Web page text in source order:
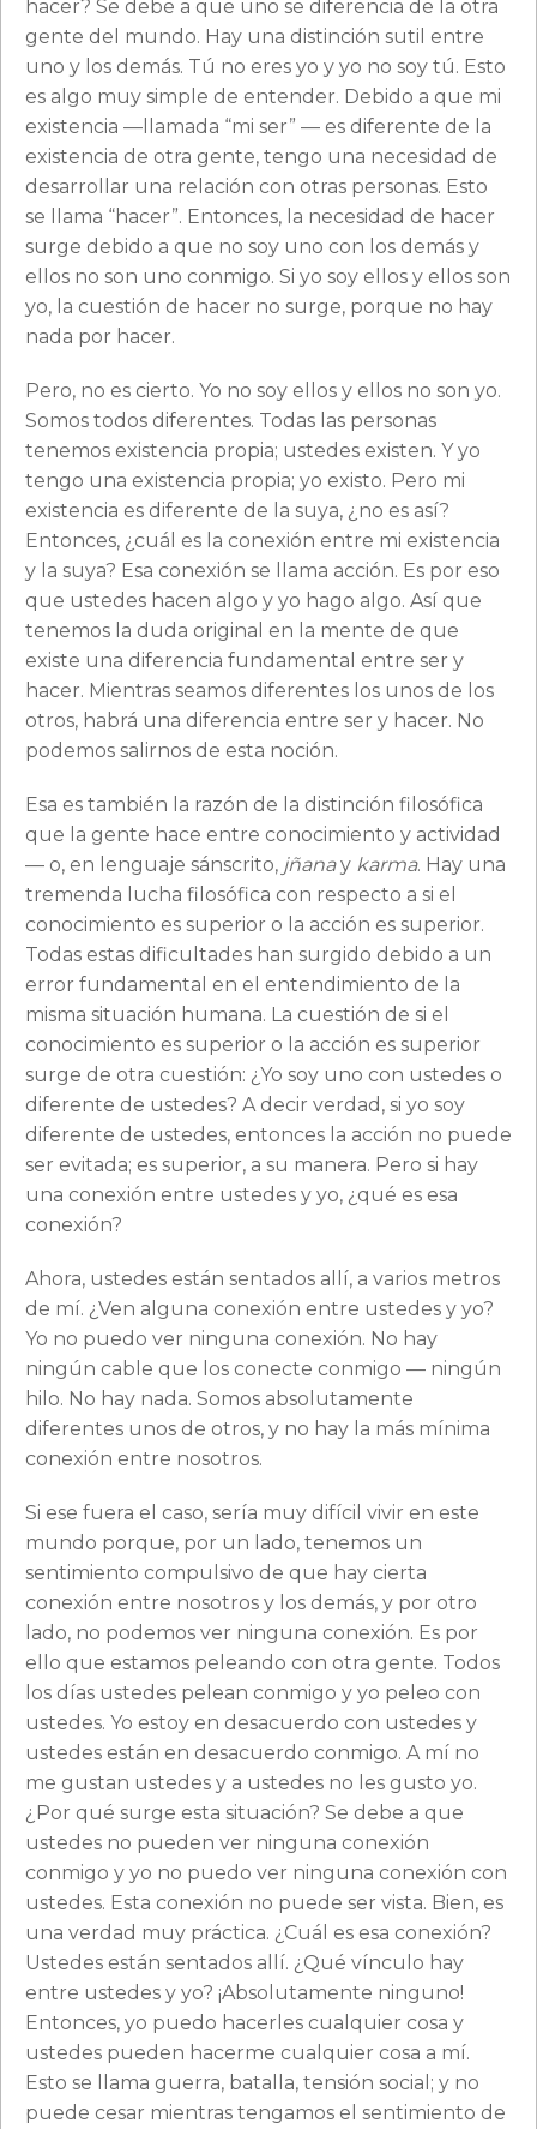
hacer? Se debe a que uno se diferencia de la otra
gente del mundo. Hay una distinción sutil entre
uno y los demás. Tú no eres yo y yo no soy tú. Esto
es algo muy simple de entender. Debido a que mi
existencia —llamada “mi ser” — es diferente de la
existencia de otra gente, tengo una necesidad de
desarrollar una relación con otras personas. Esto
se llama “hacer”. Entonces, la necesidad de hacer
surge debido a que no soy uno con los demás y
ellos no son uno conmigo. Si yo soy ellos y ellos son
yo, la cuestión de hacer no surge, porque no hay
nada por hacer.
Pero, no es cierto. Yo no soy ellos y ellos no son yo.
Somos todos diferentes. Todas las personas
tenemos existencia propia; ustedes existen. Y yo
tengo una existencia propia; yo existo. Pero mi
existencia es diferente de la suya, ¿no es así?
Entonces, ¿cuál es la conexión entre mi existencia
y la suya? Esa conexión se llama acción. Es por eso
que ustedes hacen algo y yo hago algo. Así que
tenemos la duda original en la mente de que
existe una diferencia fundamental entre ser y
hacer. Mientras seamos diferentes los unos de los
otros, habrá una diferencia entre ser y hacer. No
podemos salirnos de esta noción.
Esa es también la razón de la distinción filosófica
que la gente hace entre conocimiento y actividad
— o, en lenguaje sánscrito, jñanay karma. Hay una
tremenda lucha filosófica con respecto a si el
conocimiento es superior o la acción es superior.
Todas estas dificultades han surgido debido a un
error fundamental en el entendimiento de la
misma situación humana. La cuestión de si el
conocimiento es superior o la acción es superior
surge de otra cuestión: ¿Yo soy uno con ustedes o
diferente de ustedes? A decir verdad, si yo soy
diferente de ustedes, entonces la acción no puede
ser evitada; es superior, a su manera. Pero si hay
una conexión entre ustedes y yo, ¿qué es esa
conexión?
Ahora, ustedes están sentados allí, a varios metros
de mí. ¿Ven alguna conexión entre ustedes y yo?
Yo no puedo ver ninguna conexión. No hay
ningún cable que los conecte conmigo — ningún
hilo. No hay nada. Somos absolutamente
diferentes unos de otros, y no hay la más mínima
conexión entre nosotros.
Si ese fuera el caso, sería muy difícil vivir en este
mundo porque, por un lado, tenemos un
sentimiento compulsivo de que hay cierta
conexión entre nosotros y los demás, y por otro
lado, no podemos ver ninguna conexión. Es por
ello que estamos peleando con otra gente. Todos
los días ustedes pelean conmigo y yo peleo con
ustedes. Yo estoy en desacuerdo con ustedes y
ustedes están en desacuerdo conmigo. A mí no
me gustan ustedes y a ustedes no les gusto yo.
¿Por qué surge esta situación? Se debe a que
ustedes no pueden ver ninguna conexión
conmigo y yo no puedo ver ninguna conexión con
ustedes. Esta conexión no puede ser vista. Bien, es
una verdad muy práctica. ¿Cuál es esa conexión?
Ustedes están sentados allí. ¿Qué vínculo hay
entre ustedes y yo? ¡Absolutamente ninguno!
Entonces, yo puedo hacerles cualquier cosa y
ustedes pueden hacerme cualquier cosa a mí.
Esto se llama guerra, batalla, tensión social; y no
puede cesar mientras tengamos el sentimiento de